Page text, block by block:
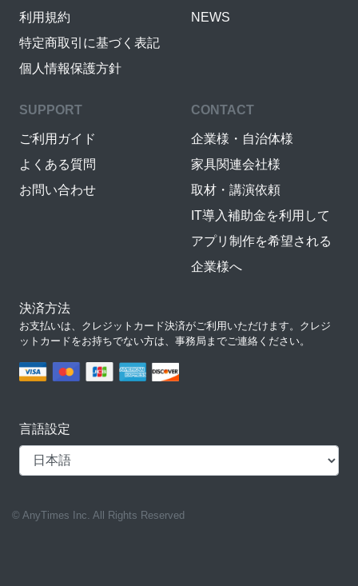
利用規約
特定商取引に基づく表記
個人情報保護方針
NEWS
SUPPORT
ご利用ガイド
よくある質問
お問い合わせ
CONTACT
企業様・自治体様
家具関連会社様
取材・講演依頼
IT導入補助金を利用して
アプリ制作を希望される
企業様へ
決済方法
お支払いは、クレジットカード決済がご利用いただけます。クレジ
ットカードをお持ちでない方は、事務局までご連絡ください。
言語設定
© AnyTimes Inc. All Rights Reserved